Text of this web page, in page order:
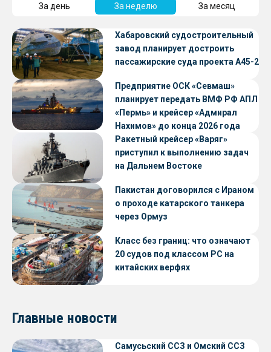
За день За неделю За месяц
Хабаровский судостроительный
завод планирует достроить
пассажирские суда проекта А45-2
Предприятие ОСК «Севмаш»
планирует передать ВМФ РФ АПЛ
«Пермь» и крейсер «Адмирал
Нахимов» до конца 2026 года
Ракетный крейсер «Варяг»
приступил к выполнению задач
на Дальнем Востоке
Пакистан договорился с Ираном
о проходе катарского танкера
через Ормуз
Класс без границ: что означают
20 судов под классом РС на
китайских верфях
Главные новости
Самусьский ССЗ и Омский ССЗ